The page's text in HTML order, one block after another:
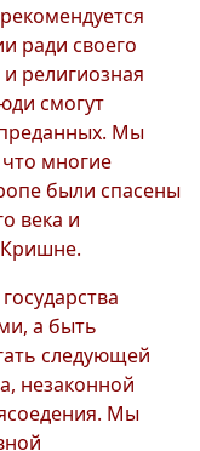
ради своего
религиозная
смогут
Мы
многие
были спасены
века и
а быть
следующей
незаконной
Мы